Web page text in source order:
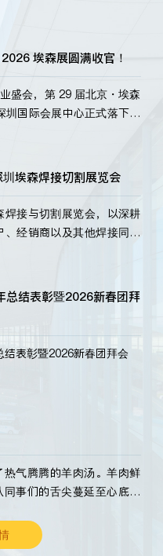
埃森展圆满收官！
盛会，第 29 届北京・埃森
国际会展中心正式落下帷
。新老客户、行业伙伴、
… 埃森焊接切割展览会
接与切割展览会，以深耕
经销商以及其他焊接同仁
结表彰暨2026新春团拜
表彰暨2026新春团拜会
气腾腾的羊肉汤。羊肉鲜
事们的舌尖蔓延至心底。